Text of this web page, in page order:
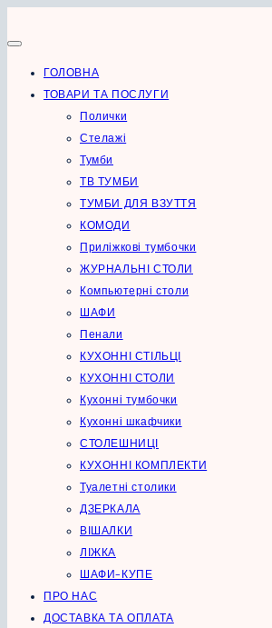
до
ГОЛОВНА
ТОВАРИ ТА ПОСЛУГИ
Полички
Стелажі
Тумби
ТВ ТУМБИ
ТУМБИ ДЛЯ ВЗУТТЯ
КОМОДИ
Приліжкові тумбочки
ЖУРНАЛЬНІ СТОЛИ
Компьютерні столи
ШАФИ
Пенали
КУХОННІ СТІЛЬЦІ
КУХОННІ СТОЛИ
Кухонні тумбочки
Кухонні шкафчики
СТОЛЕШНИЦІ
КУХОННІ КОМПЛЕКТИ
Туалетні столики
ДЗЕРКАЛА
ВІШАЛКИ
ЛІЖКА
ШАФИ-КУПЕ
ПРО НАС
ДОСТАВКА ТА ОПЛАТА